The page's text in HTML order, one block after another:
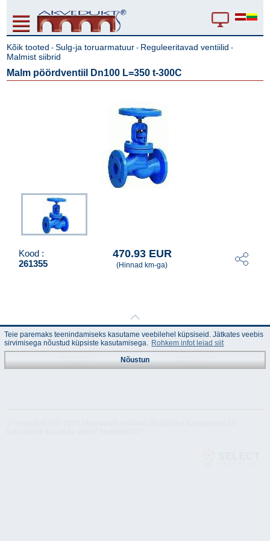
Kõik tooted -Sulg-ja toruarmatuur - Reguleeritavad ventiilid -
Malmist siibrid
Malm pöördventiil Dn100 L=350 t-300C
Kood :
261355
470.93 EUR
(Hinnad km-ga)
Teie paremaks teenindamiseks kasutame veebilehel küpsiseid. Jätkates veebis
sirvimisega nõustud küpsiste kasutamisega. Rohkem infot leiad siit
Nõustun